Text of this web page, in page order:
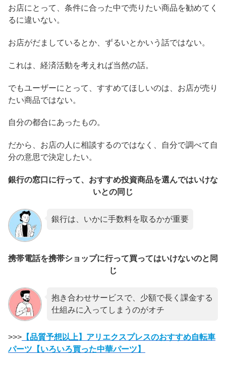
お店にとって、条件に合った中で売りたい商品を勧めてく
るに違いない。
お店がだましているとか、ずるいとかいう話ではない。
これは、経済活動を考えれば当然の話。
でもユーザーにとって、すすめてほしいのは、お店が売り
たい商品ではない。
自分の都合にあったもの。
だから、お店の人に相談するのではなく、自分で調べて自
分の意思で決定したい。
銀行の窓口に行って、おすすめ投資商品を選んではいけな
いとの同じ
銀行は、いかに手数料を取るかが重要
携帯電話を携帯ショップに行って買ってはいけないのと同
じ
抱き合わせサービスで、少額で長く課金する
仕組みに入ってしまうのがオチ
>>> 【品質予想以上】アリエクスプレスのおすすめ自転車
パーツ【いろいろ買った中華パーツ】